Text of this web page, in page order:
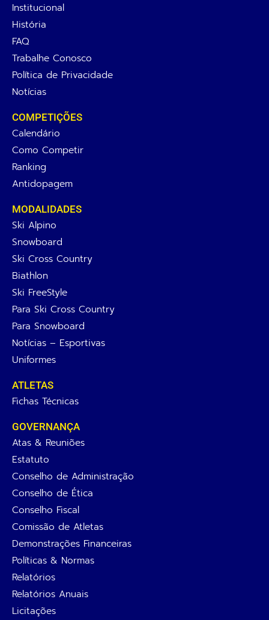
Institucional
História
FAQ
Trabalhe Conosco
Política de Privacidade
Notícias
COMPETIÇÕES
Calendário
Como Competir
Ranking
Antidopagem
MODALIDADES
Ski Alpino
Snowboard
Ski Cross Country
Biathlon
Ski FreeStyle
Para Ski Cross Country
Para Snowboard
Notícias – Esportivas
Uniformes
ATLETAS
Fichas Técnicas
GOVERNANÇA
Atas & Reuniões
Estatuto
Conselho de Administração
Conselho de Ética
Conselho Fiscal
Comissão de Atletas
Demonstrações Financeiras
Políticas & Normas
Relatórios
Relatórios Anuais
Licitações